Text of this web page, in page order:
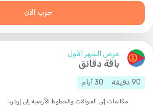
جرب الآن
عرض الشهر الأول
باقة دقائق
90 دقيقة 30 أيام
مكالمات إلى الجوالات والخطوط الأرضية إلى إريتريا